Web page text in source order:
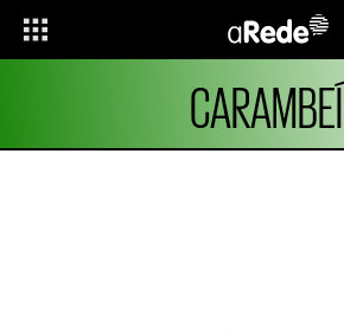
CARAMBEÍ